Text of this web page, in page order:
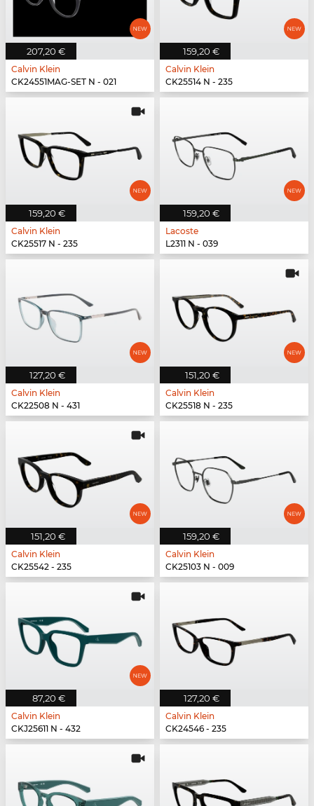
207,20 €
Calvin Klein
CK24551MAG-SET N - 021
159,20 €
Calvin Klein
CK25514 N - 235
159,20 €
Calvin Klein
CK25517 N - 235
159,20 €
Lacoste
L2311 N - 039
127,20 €
Calvin Klein
CK22508 N - 431
151,20 €
Calvin Klein
CK25518 N - 235
151,20 €
Calvin Klein
CK25542 - 235
159,20 €
Calvin Klein
CK25103 N - 009
87,20 €
Calvin Klein
CKJ25611 N - 432
127,20 €
Calvin Klein
CK24546 - 235